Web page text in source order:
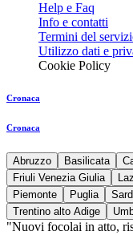
Help e Faq
Info e contatti
Termini del
Utilizzo dati e
Cookie Policy
Cronaca
Cronaca
Abruzzo Basilicata
Friuli Venezia Giulia
Piemonte
Puglia
Trentino alto Adige
"Nuovi focolai in atto,